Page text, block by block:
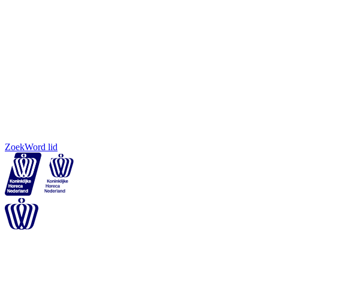
ZoekWord lid